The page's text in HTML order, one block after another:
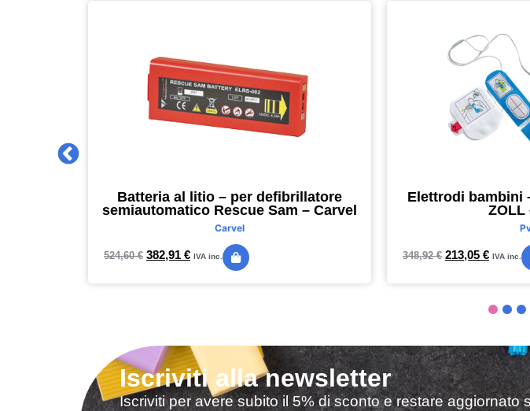
Batteria al litio – per defibrillatore
semiautomatico Rescue Sam – Carvel
Carvel
524,60€ 382,91 € IVA inc.
Elettrodi bambini
ZOLL
348,92€ 213,05 € IVA inc.
Iscriviti alla newsletter
Iscriviti per avere subito il 5% di sconto e restare aggiornato